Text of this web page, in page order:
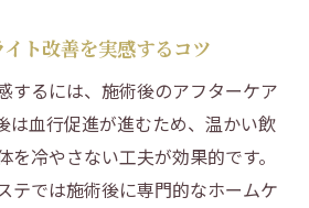
ト改善を実感するコツ
するには、施術後のアフターケア
は血行促進が進むため、温かい飲
を冷やさない工夫が効果的です。
テでは施術後に専門的なホームケ